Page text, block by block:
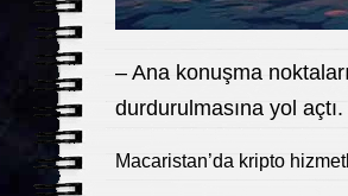
– Ana konuşma
durdurulmasına yol açtı.
Macaristan’da kripto